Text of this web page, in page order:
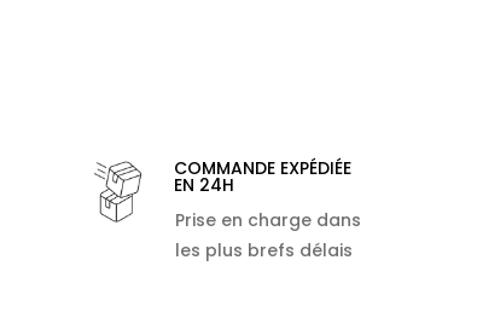
COMMANDE EXPÉDIÉE
EN 24H
Prise en charge dans
les plus brefs délais